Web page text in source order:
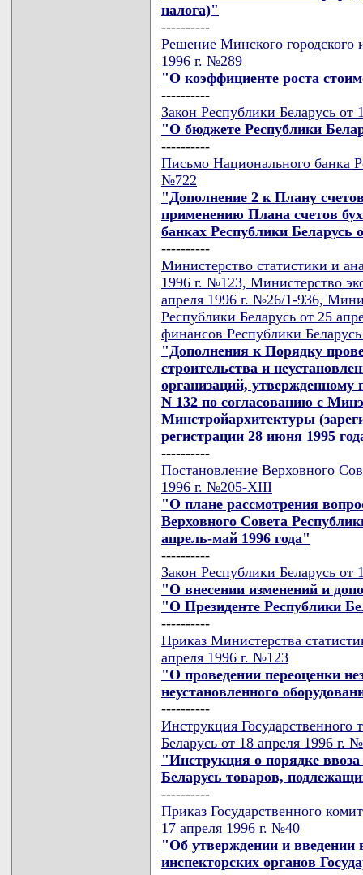
налога)"
----------
Решение Минского городского
1996 г. №289
"О коэффициенте роста
----------
Закон Республики Беларусь
"О бюджете Республики
----------
Письмо Национального банка
№722
"Дополнение 2 к Плану
применению Плана счетов
банках Республики Беларусь
----------
Министерство статистики и
1996 г. №123, Министерство
апреля 1996 г. №26/1-936,
Республики Беларусь от 25
финансов Республики
"Дополнения к Порядку
строительства и
организаций,
N 132 по согласованию с
Минстройархитектуры
регистрации 28 июня 1995
----------
Постановление Верховного
1996 г. №205-XIII
"О плане рассмотрения
Верховного Совета
апрель-май 1996 года"
----------
Закон Республики Беларусь
"О внесении изменений и
"О Президенте Республики
----------
Приказ Министерства
апреля 1996 г. №123
"О проведении переоценки
неустановленного
----------
Инструкция Государственного
Беларусь от 18 апреля 1996 г.
"Инструкция о порядке
Беларусь товаров,
----------
Приказ Государственного
17 апреля 1996 г. №40
"Об утверждении и введении
инспекторских органов